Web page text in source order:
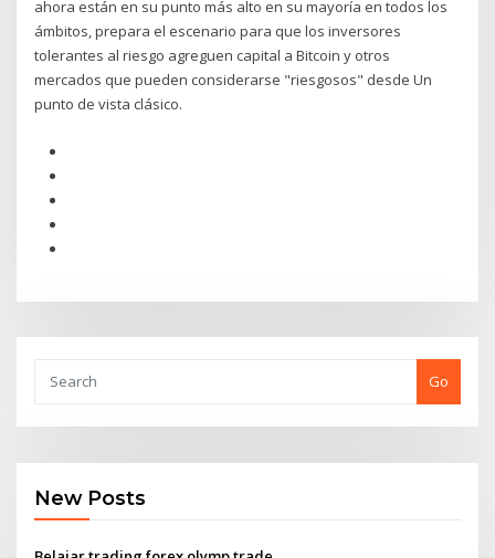
ahora están en su punto más alto en su mayoría en todos los
ámbitos, prepara el escenario para que los inversores
tolerantes al riesgo agreguen capital a Bitcoin y otros
mercados que pueden considerarse "riesgosos" desde Un
punto de vista clásico.
Go
New Posts